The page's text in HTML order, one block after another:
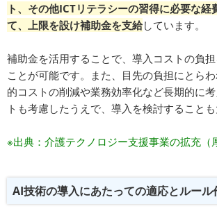
ト、その他ICTリテラシーの習得に必要な経
て、上限を設け補助金を支給しています。
補助金を活用することで、導入コストの負
ことが可能です。また、目先の負担にとら
的コストの削減や業務効率化など長期的に
トも考慮したうえで、導入を検討することも
※出典：介護テクノロジー支援事業の拡充（
AI技術の導入にあたっての適応とルール